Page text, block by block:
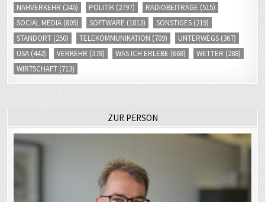
SOCIAL MEDIA (809) SOFTWARE(1813) SONSTIGES(219)
STANDORT(250) TELEKOMMUNIKATION (709) UNTERWEGS
USA(442) VERKEHR(378) WAS ICH ERLEBE (668) WETTER(288)
WIRTSCHAFT(713)